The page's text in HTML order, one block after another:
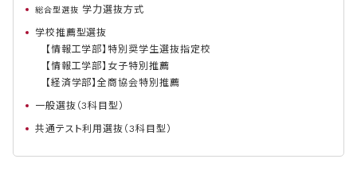
総合型選抜 学力選抜方式
学校推薦型選抜
【情報工学部】特別奨学生選抜指定校
【情報工学部】女子特別推薦
【経済学部】全商協会特別推薦
一般選抜（3科目型）
共通テスト利用選抜（3科目型）